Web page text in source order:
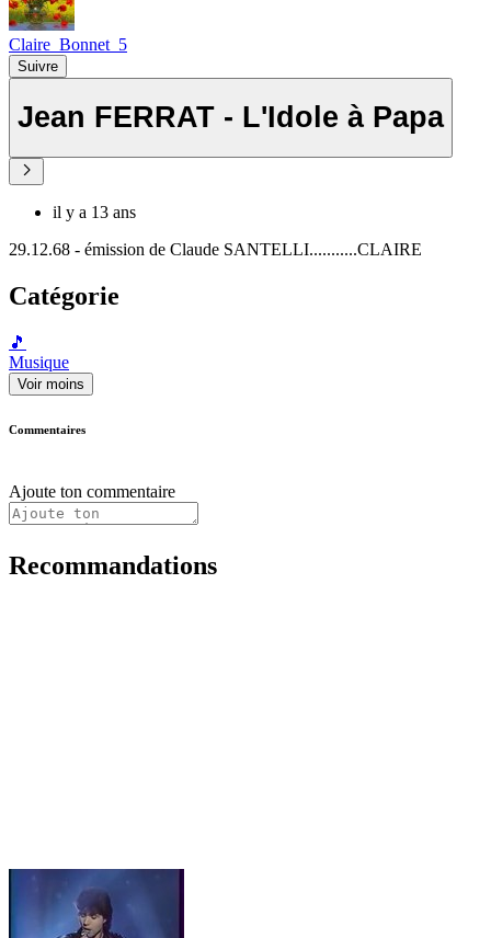
Claire_Bonnet_5
Suivre
Jean FERRAT - L'Idole à Papa
il y a 13 ans
29.12.68 - émission de Claude SANTELLI...........CLAIRE
Catégorie
🎵
Musique
Voir moins
Commentaires
Ajoute ton commentaire
Recommandations